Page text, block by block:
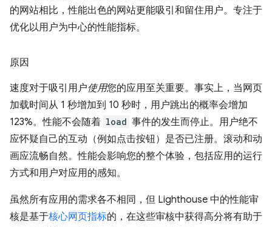
的网站相比，性能出色的网站更能吸引和留住用户。专注于
优化以用户为中心的性能指标。
原因
速度对于吸引用户使用您的应用至关重要。事实上，当网页
加载时间从 1 秒增加到 10 秒时，用户跳出的概率会增加
123%。性能不会随着 load 事件的发生而停止。用户绝不
应怀疑自己的互动（例如点击按钮）是否已注册。滚动和动
画应流畅自然。性能会影响您的整个体验，包括应用的运行
方式和用户对应用的感知。
虽然所有应用的需求各不相同，但 Lighthouse 中的性能审
核是基于核心网页指标的，在这些审核中获得高分将有助于